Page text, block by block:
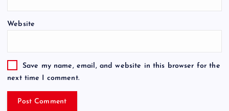
Website
Save my name, email, and website in this browser for the
next time I comment.